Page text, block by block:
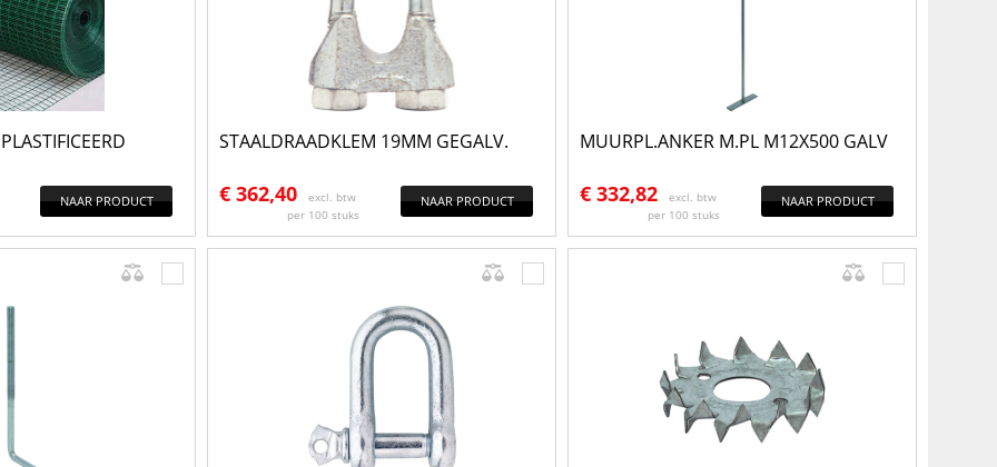
NAAR PRODUCT
STAALDRAADKLEM 19MM GEGALV.
€ 362,40
excl. btw
per 100 stuks
NAAR PRODUCT
MUURPL.ANKER M.PL M12X500 GALV
€ 332,82
excl. btw
per 100 stuks
NAAR PRODUCT